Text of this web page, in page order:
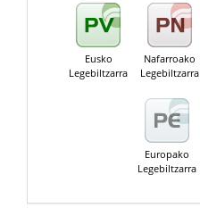
Eusko
Legebiltzarra
Nafarroako
Legebiltzarra
Europako
Legebiltzarra